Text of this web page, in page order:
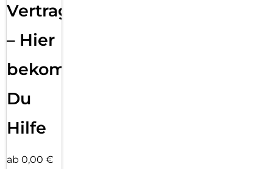
Vertragsabwicklung
– Hier
bekommst
Du
Hilfe
ab 0,00 €